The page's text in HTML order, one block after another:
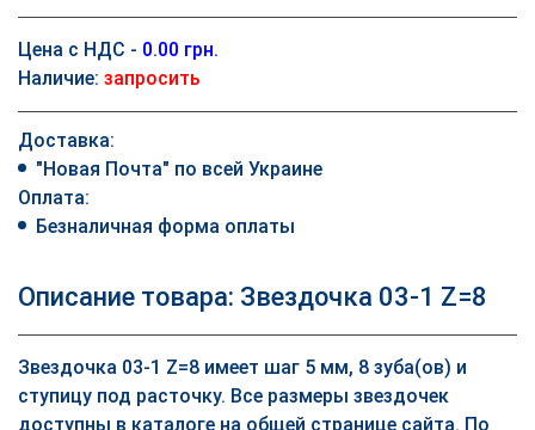
Цена с НДС - 0.00 грн.
Наличие: запросить
Доставка:
"Новая Почта" по всей Украине
Оплата:
Безналичная форма оплаты
Описание товара: Звездочка 03-1 Z=8
Звездочка 03-1 Z=8 имеет шаг 5 мм, 8 зуба(ов) и
ступицу под расточку. Все размеры звездочек
доступны в каталоге на общей странице сайта. По